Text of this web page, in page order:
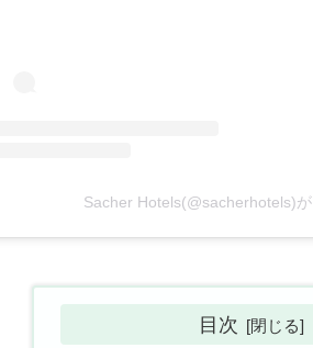
Sacher Hotels(@sacherhotels)
目次